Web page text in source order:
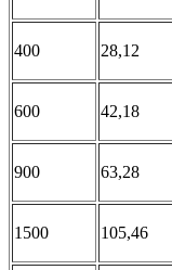
400 28,12
600 42,18
900 63,28
1500 105,46